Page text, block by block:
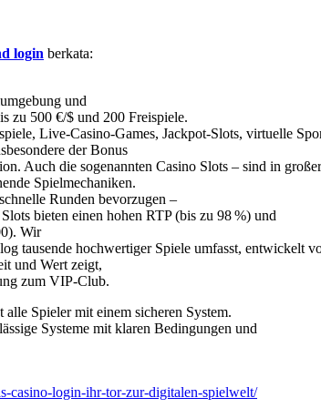
login berkata:
und
zu 500 €/$ und 200 Freispiele.
Live-Casino-Games, Jackpot-Slots, virtuelle
der Bonus
Auch die sogenannten Casino Slots – sind in großer
Spielmechaniken.
Runden bevorzugen –
bieten einen hohen RTP (bis zu 98 %) und
Wir
tausende hochwertiger Spiele umfasst, entwickelt
und Wert zeigt,
zum VIP-Club.
Spieler mit einem sicheren System.
Systeme mit klaren Bedingungen und
casino-login-ihr-tor-zur-digitalen-spielwelt/